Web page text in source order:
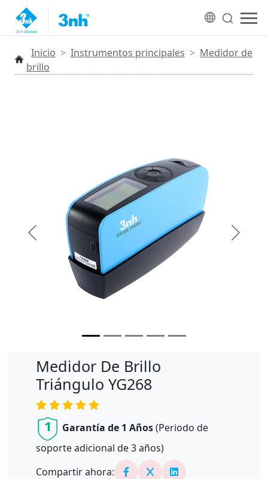
Inicio > Instrumentos principales > Medidor de
brillo
Anterior
Medidor De Brillo
Triángulo YG268
1 Garantía de 1 Años(Periodo de
soporte adicional de3años)
Compartir ahora: